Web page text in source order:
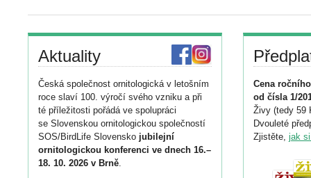
Aktuality
Česká společnost ornitologická v letošním
roce slaví 100. výročí svého vzniku a při
té příležitosti pořádá ve spolupráci
se Slovenskou ornitologickou společností
SOS/BirdLife Slovensko jubilejní
ornitologickou konferenci ve dnech 16.–
18. 10. 2026 v Brně.
Cena
od čísla 1/
Živy (tedy 59
Dvouleté
Zjistěte, jak